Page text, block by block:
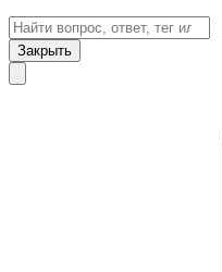
Закрыть